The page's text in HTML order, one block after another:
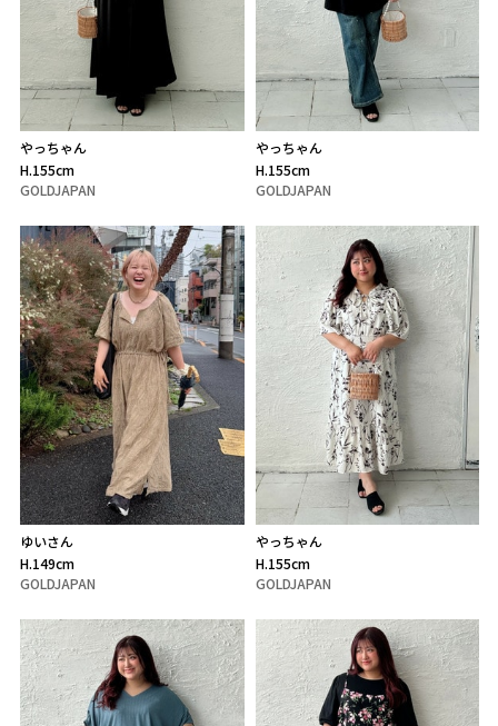
やっちゃん
H.155cm
GOLDJAPAN
やっちゃん
H.155cm
GOLDJAPAN
ゆいさん
H.149cm
GOLDJAPAN
やっちゃん
H.155cm
GOLDJAPAN